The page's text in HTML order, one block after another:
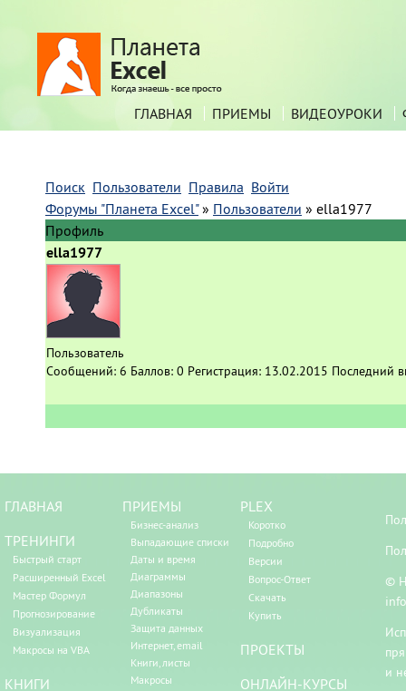
ГЛАВНАЯ ПРИЕМЫ ВИДЕОУРОКИ
Поиск Пользователи Правила Войти
Форумы "Планета Excel" » Пользователи » ella1977
Профиль
ella1977
Пользователь
Сообщений: 6 Баллов: 0 Регистрация: 13.02.2015 Последний
ГЛАВНАЯ
ТРЕНИНГИ
Быстрый старт
Расширенный Excel
Мастер Формул
Прогнозирование
Визуализация
Макросы на VBA
КНИГИ
ПРИЕМЫ
Бизнес-анализ
Выпадающие списки
Даты и время
Диаграммы
Диапазоны
Дубликаты
Защита данных
Интернет, email
Книги, листы
Макросы
PLEX
Коротко
Подробно
Версии
Вопрос-Ответ
Скачать
Купить
ПРОЕКТЫ
ОНЛАЙН-КУРСЫ
©
и